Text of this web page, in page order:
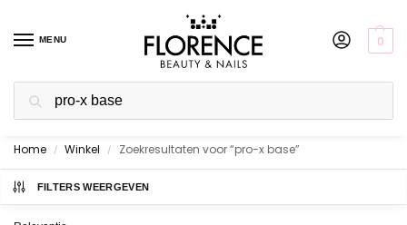
MENU 0
Boven de €50,- (NL) & €75,- (BE & DE) gratis
Home / Winkel / Zoekresultaten voor “pro-x base”
FILTERS WEERGEVEN